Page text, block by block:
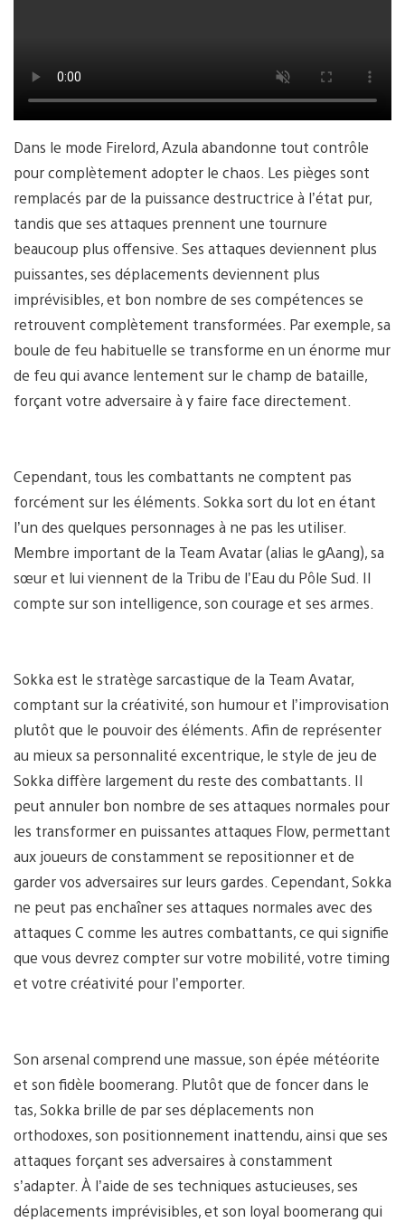
Dans le mode Firelord, Azula abandonne tout contrôle
pour complètement adopter le chaos. Les pièges sont
remplacés par de la puissance destructrice à l’état pur,
tandis que ses attaques prennent une tournure
beaucoup plus offensive. Ses attaques deviennent plus
puissantes, ses déplacements deviennent plus
imprévisibles, et bon nombre de ses compétences se
retrouvent complètement transformées. Par exemple, sa
boule de feu habituelle se transforme en un énorme mur
de feu qui avance lentement sur le champ de bataille,
forçant votre adversaire à y faire face directement.
Cependant, tous les combattants ne comptent pas
forcément sur les éléments. Sokka sort du lot en étant
l’un des quelques personnages à ne pas les utiliser.
Membre important de la Team Avatar (alias le gAang), sa
sœur et lui viennent de la Tribu de l’Eau du Pôle Sud. Il
compte sur son intelligence, son courage et ses armes.
Sokka est le stratège sarcastique de la Team Avatar,
comptant sur la créativité, son humour et l’improvisation
plutôt que le pouvoir des éléments. Afin de représenter
au mieux sa personnalité excentrique, le style de jeu de
Sokka diffère largement du reste des combattants. Il
peut annuler bon nombre de ses attaques normales pour
les transformer en puissantes attaques Flow, permettant
aux joueurs de constamment se repositionner et de
garder vos adversaires sur leurs gardes. Cependant, Sokka
ne peut pas enchaîner ses attaques normales avec des
attaques C comme les autres combattants, ce qui signifie
que vous devrez compter sur votre mobilité, votre timing
et votre créativité pour l’emporter.
Son arsenal comprend une massue, son épée météorite
et son fidèle boomerang. Plutôt que de foncer dans le
tas, Sokka brille de par ses déplacements non
orthodoxes, son positionnement inattendu, ainsi que ses
attaques forçant ses adversaires à constamment
s’adapter. À l’aide de ses techniques astucieuses, ses
déplacements imprévisibles, et son loyal boomerang qui